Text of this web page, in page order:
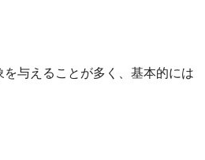
与えることが多く、基本的には